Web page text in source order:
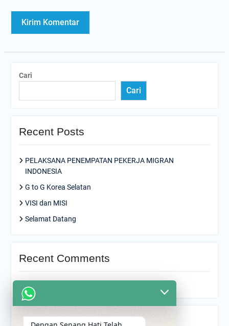
Cari
Cari
Recent Posts
PELAKSANA PENEMPATAN PEKERJA MIGRAN
INDONESIA
G to G Korea Selatan
VISI dan MISI
Selamat Datang
Recent Comments
Archives